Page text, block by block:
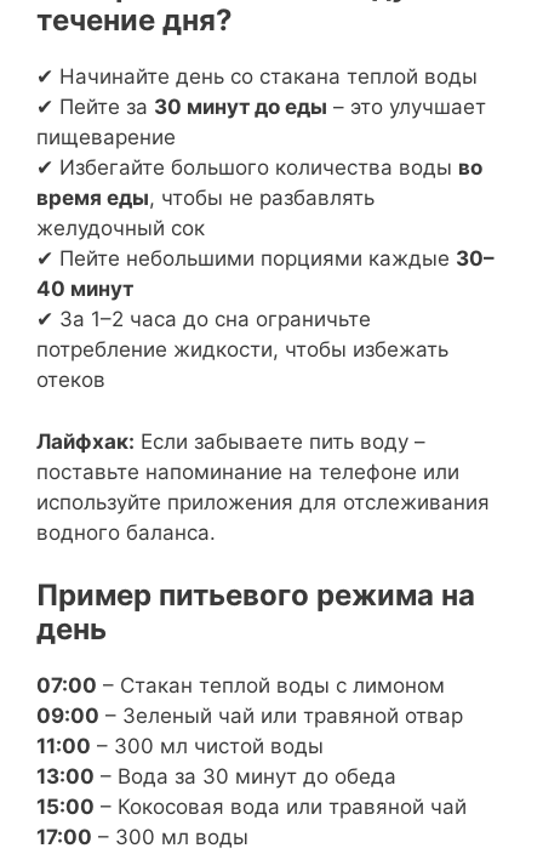
течение дня?
✔ Начинайте день со стакана теплой воды
✔ Пейте за 30 минут до еды – это улучшает
пищеварение
✔ Избегайте большого количества воды во
время еды, чтобы не разбавлять
желудочный сок
✔ Пейте небольшими порциями каждые 30–
40 минут
✔ За 1–2 часа до сна ограничьте
потребление жидкости, чтобы избежать
отеков
Лайфхак: Если забываете пить воду –
поставьте напоминание на телефоне или
используйте приложения для отслеживания
водного баланса.
Пример питьевого режима на
день
07:00 – Стакан теплой воды с лимоном
09:00 – Зеленый чай или травяной отвар
11:00 – 300 мл чистой воды
13:00 – Вода за 30 минут до обеда
15:00 – Кокосовая вода или травяной чай
17:00 – 300 мл воды